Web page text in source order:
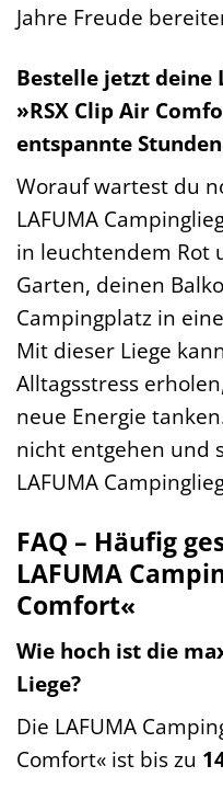
Jahre Freude
Bestelle jetzt deine
»RSX Clip Air
entspannte
Worauf wartest du
LAFUMA
in leuchtendem Rot
Garten, deinen
Campingplatz in eine
Mit dieser Liege
Alltagsstress
neue Energie
nicht entgehen und
LAFUMA
FAQ – Häufig
LAFUMA
Comfort«
Wie hoch ist die
Liege?
Die LAFUMA
Comfort« ist bis zu